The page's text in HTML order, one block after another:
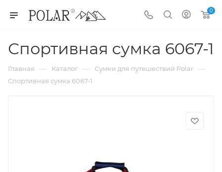
0
Спортивная сумка 6067-1
Главная — Каталог — Сумки для путешествий Polar —
Спортивная сумка 6067-1